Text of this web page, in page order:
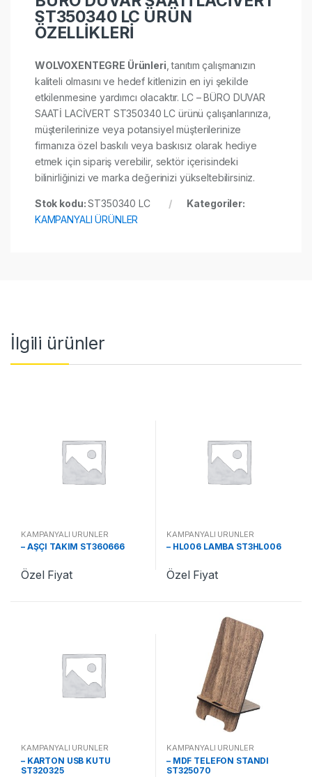
ST350340 LC ÜRÜN
ÖZELLİKLERİ
WOLVOXENTEGRE Ürünleri , tanıtım çalışmanızın
kaliteli olmasını ve hedef kitlenizin en iyi şekilde
etkilenmesine yardımcı olacaktır. LC – BÜRO DUVAR
SAATİ LACİVERT ST350340 LC ürünü çalışanlarınıza,
müşterilerinize veya potansiyel müşterilerinize
firmanıza özel baskılı veya baskısız olarak hediye
etmek için sipariş verebilir, sektör içerisindeki
bilinirliğinizi ve marka değerinizi yükseltebilirsiniz.
Stok kodu:ST350340 LC
Kategoriler:
KAMPANYALI ÜRÜNLER
İlgili ürünler
KAMPANYALI ÜRÜNLER
– AŞÇI TAKIM ST360666
Özel Fiyat
KAMPANYALI ÜRÜNLER
– HL006 LAMBA ST3HL006
Özel Fiyat
KAMPANYALI ÜRÜNLER
– KARTON USB KUTU
ST320325
KAMPANYALI ÜRÜNLER
– MDF TELEFON STANDI
ST325070